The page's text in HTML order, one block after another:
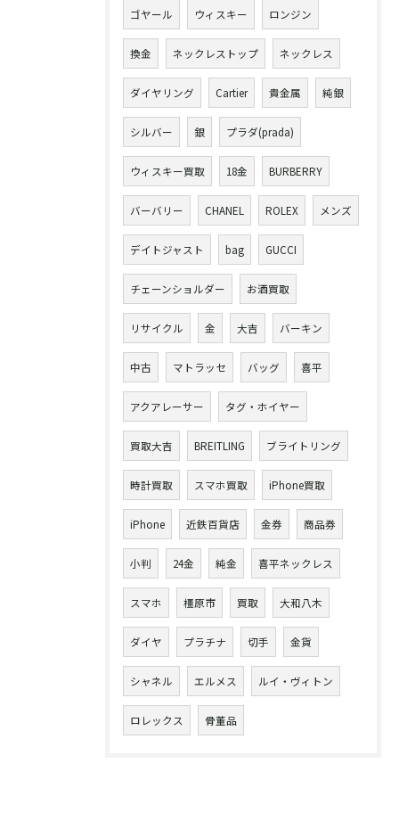
ゴヤール ウィスキー ロンジン
換金 ネックレストップ ネックレス
ダイヤリング Cartier 貴金属 純銀
シルバー 銀 プラダ(prada)
ウィスキー買取 18金 BURBERRY
バーバリー CHANEL ROLEX メンズ
デイトジャスト bag GUCCI
チェーンショルダー お酒買取
リサイクル 金 大吉 バーキン
中古 マトラッセ バッグ 喜平
アクアレーサー タグ・ホイヤー
買取大吉 BREITLING ブライトリング
時計買取 スマホ買取 iPhone買取
iPhone 近鉄百貨店 金券 商品券
小判 24金 純金 喜平ネックレス
スマホ 橿原市 買取 大和八木
ダイヤ プラチナ 切手 金貨
シャネル エルメス ルイ・ヴィトン
ロレックス 骨董品